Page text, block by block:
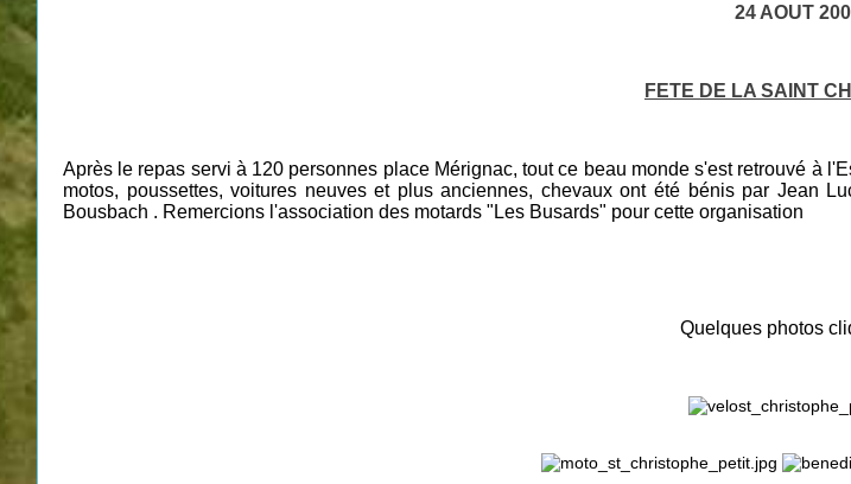
24 AOUT
FETE DE LA SAINT
Après le repas servi à 120 personnes place Mérignac, tout ce beau monde s'est retrouvé à
motos, poussettes, voitures neuves et plus anciennes, chevaux ont été bénis par Jean
Bousbach . Remercions l'association des motards "Les Busards" pour cette organisation
Quelques photos